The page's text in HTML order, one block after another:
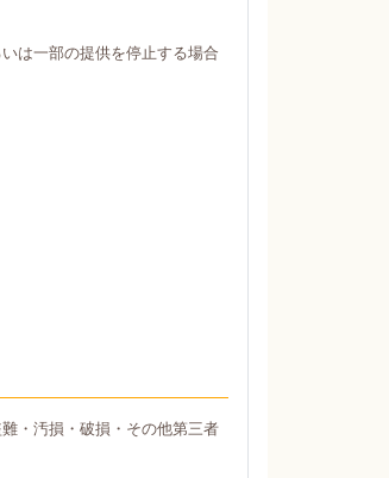
は一部の提供を停止する場合
・汚損・破損・その他第三者